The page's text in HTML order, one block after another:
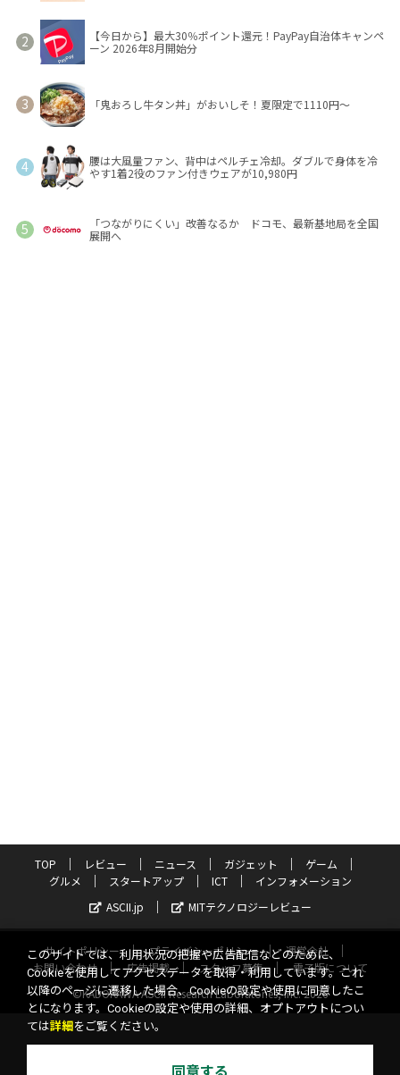
【今日から】最大30％ポイント還元！PayPay自治体キャンペ
ーン 2026年8月開始分
「鬼おろし牛タン丼」がおいしそ！夏限定で1110円～
腰は大風量ファン、背中はペルチェ冷却。ダブルで身体を冷
やす1着2役のファン付きウェアが10,980円
「つながりにくい」改善なるか ドコモ、最新基地局を全国
展開へ
TOP レビュー ニュース ガジェット
ゲーム
グルメ
スタートアップ ICT
インフォメーション
ASCII.jp
MITテクノロジーレビュー
サイトポリシー プライバシーポリシー
運営会社
お問い合わせ
広告掲載 スタッフ募集
電子版について
©KADOKAWA ASCII Research Laboratories, Inc. 2026
このサイトでは、利用状況の把握や広告配信などのために、
Cookieを使用してアクセスデータを取得・利用しています。これ
以降のページに遷移した場合、Cookieの設定や使用に同意したこ
とになります。Cookieの設定や使用の詳細、オプトアウトについ
ては詳細 をご覧ください。